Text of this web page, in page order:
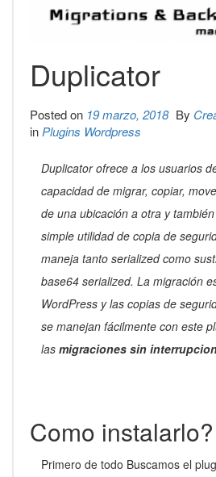
Duplicator
Posted on 19 marzo, 2018 By
in Plugins Wordpress
Duplicator ofrece a los usuarios
capacidad de migrar, copiar,
de una ubicación a otra y
simple utilidad de copia de
maneja tanto serialized como
base64 serialized. La migración
WordPress y las copias de
se manejan fácilmente con este
las migraciones sin
Como instalarlo?
Primero de todo Buscamos el